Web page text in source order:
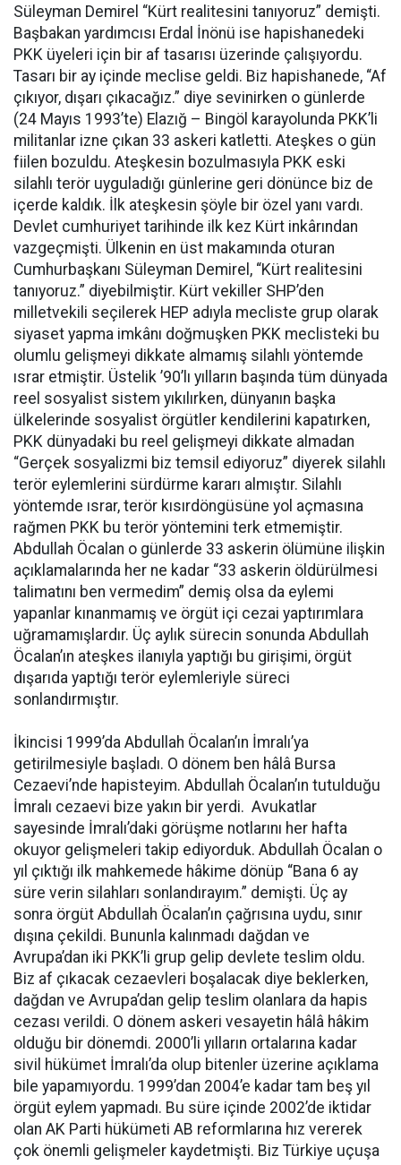
Süleyman Demirel “Kürt realitesini tanıyoruz” demişti.
Başbakan yardımcısı Erdal İnönü ise hapishanedeki
PKK üyeleri için bir af tasarısı üzerinde çalışıyordu.
Tasarı bir ay içinde meclise geldi. Biz hapishanede, “Af
çıkıyor, dışarı çıkacağız.” diye sevinirken o günlerde
(24 Mayıs 1993’te) Elazığ – Bingöl karayolunda PKK’li
militanlar izne çıkan 33 askeri katletti. Ateşkes o gün
fiilen bozuldu. Ateşkesin bozulmasıyla PKK eski
silahlı terör uyguladığı günlerine geri dönünce biz de
içerde kaldık. İlk ateşkesin şöyle bir özel yanı vardı.
Devlet cumhuriyet tarihinde ilk kez Kürt inkârından
vazgeçmişti. Ülkenin en üst makamında oturan
Cumhurbaşkanı Süleyman Demirel, “Kürt realitesini
tanıyoruz.” diyebilmiştir. Kürt vekiller SHP’den
milletvekili seçilerek HEP adıyla mecliste grup olarak
siyaset yapma imkânı doğmuşken PKK meclisteki bu
olumlu gelişmeyi dikkate almamış silahlı yöntemde
ısrar etmiştir. Üstelik ’90’lı yılların başında tüm dünyada
reel sosyalist sistem yıkılırken, dünyanın başka
ülkelerinde sosyalist örgütler kendilerini kapatırken,
PKK dünyadaki bu reel gelişmeyi dikkate almadan
“Gerçek sosyalizmi biz temsil ediyoruz” diyerek silahlı
terör eylemlerini sürdürme kararı almıştır. Silahlı
yöntemde ısrar, terör kısırdöngüsüne yol açmasına
rağmen PKK bu terör yöntemini terk etmemiştir.
Abdullah Öcalan o günlerde 33 askerin ölümüne ilişkin
açıklamalarında her ne kadar “33 askerin öldürülmesi
talimatını ben vermedim” demiş olsa da eylemi
yapanlar kınanmamış ve örgüt içi cezai yaptırımlara
uğramamışlardır. Üç aylık sürecin sonunda Abdullah
Öcalan’ın ateşkes ilanıyla yaptığı bu girişimi, örgüt
dışarıda yaptığı terör eylemleriyle süreci
sonlandırmıştır.
İkincisi 1999’da Abdullah Öcalan’ın İmralı’ya
getirilmesiyle başladı. O dönem ben hâlâ Bursa
Cezaevi’nde hapisteyim. Abdullah Öcalan’ın tutulduğu
İmralı cezaevi bize yakın bir yerdi. Avukatlar
sayesinde İmralı’daki görüşme notlarını her hafta
okuyor gelişmeleri takip ediyorduk. Abdullah Öcalan o
yıl çıktığı ilk mahkemede hâkime dönüp “Bana 6 ay
süre verin silahları sonlandırayım.” demişti. Üç ay
sonra örgüt Abdullah Öcalan’ın çağrısına uydu, sınır
dışına çekildi. Bununla kalınmadı dağdan ve
Avrupa’dan iki PKK’li grup gelip devlete teslim oldu.
Biz af çıkacak cezaevleri boşalacak diye beklerken,
dağdan ve Avrupa’dan gelip teslim olanlara da hapis
cezası verildi. O dönem askeri vesayetin hâlâ hâkim
olduğu bir dönemdi. 2000’li yılların ortalarına kadar
sivil hükümet İmralı’da olup bitenler üzerine açıklama
bile yapamıyordu. 1999’dan 2004’e kadar tam beş yıl
örgüt eylem yapmadı. Bu süre içinde 2002’de iktidar
olan AK Parti hükümeti AB reformlarına hız vererek
çok önemli gelişmeler kaydetmişti. Biz Türkiye uçuşa